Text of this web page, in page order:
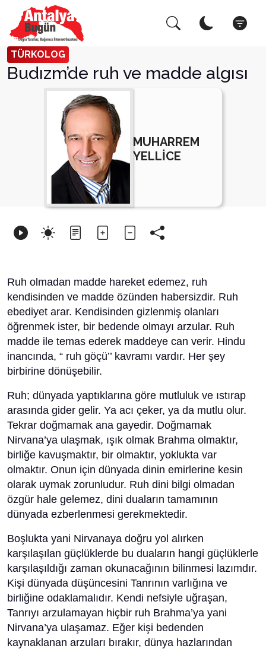
TÜRKOLOG
Budızm’de ruh ve madde algısı
MUHARREM
YELLİCE
Ruh olmadan madde hareket edemez, ruh
kendisinden ve madde özünden habersizdir. Ruh
ebediyet arar. Kendisinden gizlenmiş olanları
öğrenmek ister, bir bedende olmayı arzular. Ruh
madde ile temas ederek maddeye can verir. Hindu
inancında, “ ruh göçü’’ kavramı vardır. Her şey
birbirine dönüşebilir.
Ruh; dünyada yaptıklarına göre mutluluk ve ıstırap
arasında gider gelir. Ya acı çeker, ya da mutlu olur.
Tekrar doğmamak ana gayedir. Doğmamak
Nirvana’ya ulaşmak, ışık olmak Brahma olmaktır,
birliğe kavuşmaktır, bir olmaktır, yoklukta var
olmaktır. Onun için dünyada dinin emirlerine kesin
olarak uymak zorunludur. Ruh dini bilgi olmadan
özgür hale gelemez, dini duaların tamamının
dünyada ezberlenmesi gerekmektedir.
Boşlukta yani Nirvanaya doğru yol alırken
karşılaşılan güçlüklerde bu duaların hangi güçlüklerle
karşılaşıldığı zaman okunacağının bilinmesi lazımdır.
Kişi dünyada düşüncesini Tanrının varlığına ve
birliğine odaklamalıdır. Kendi nefsiyle uğraşan,
Tanrıyı arzulamayan hiçbir ruh Brahma’ya yani
Nirvana’ya ulaşamaz. Eğer kişi bedenden
kaynaklanan arzuları bırakır, dünya hazlarından
Arama Yap! Kapat